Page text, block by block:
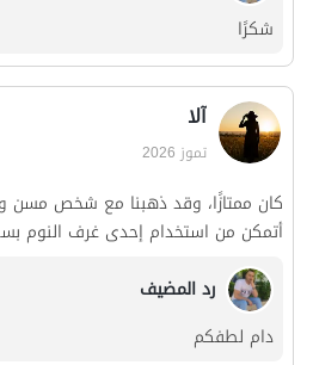
شكرًا
آلا
تموز 2026
كان ممتازًا، وقد ذهبنا مع شخص مسن
أتمكن من استخدام إحدى غرف النوم
الخلفيين (بالطبع، أنا حساس للضوضاء؛
لعب الأطفال). وسيكون من الرائع جدًا
مروحة أو مكيف هواء آخر للغرف. بشكل
جميلة جدًا، وكان المضيف ممتازًا
رد المضيف
دام لطفكم